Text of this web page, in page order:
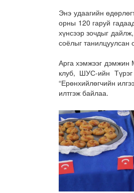
Энэ удаагийн
орны 120 гаруй
хүнсээр зочдыг
соёлыг танилцуулсан
Арга хэмжээг дэмжин
клуб, ШУС-ийн
“Ерөнхийлөгчийн
илтгэж байлаа.